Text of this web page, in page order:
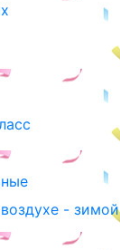
- зимой